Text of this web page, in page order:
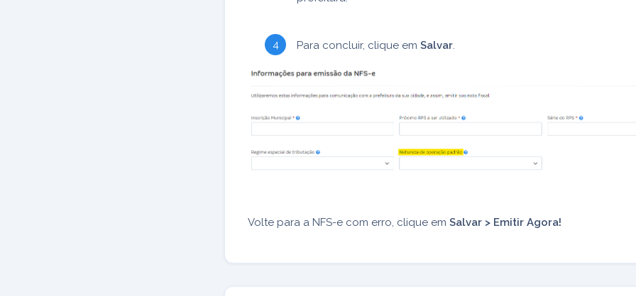
Para concluir, clique em Salvar
Volte para a NFS-e com erro, clique em Salvar > Emitir Agora!